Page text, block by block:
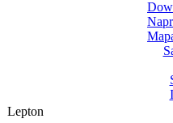
Lepton